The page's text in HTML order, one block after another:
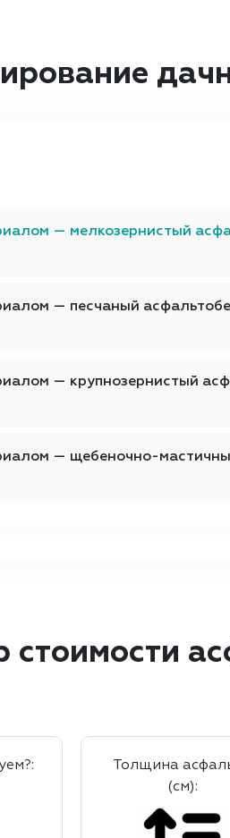
— мелкозернистый
— песчаный
— крупнозернистый
— щебеночно-
стоимости
Толщина
(см):